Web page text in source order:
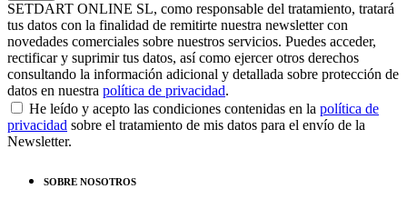
SETDART ONLINE SL, como responsable del tratamiento, tratará
tus datos con la finalidad de remitirte nuestra newsletter con
novedades comerciales sobre nuestros servicios. Puedes acceder,
rectificar y suprimir tus datos, así como ejercer otros derechos
consultando la información adicional y detallada sobre protección de
datos en nuestra política de privacidad.
He leído y acepto las condiciones contenidas en la política de
privacidad sobre el tratamiento de mis datos para el envío de la
Newsletter.
SOBRE NOSOTROS